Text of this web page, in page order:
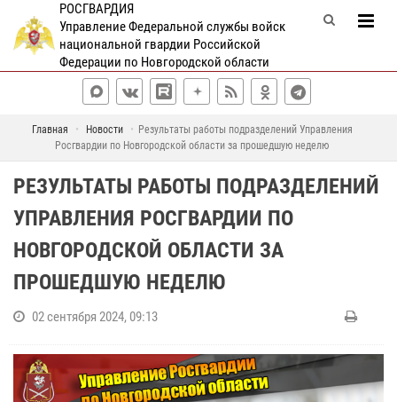
РОСГВАРДИЯ
Управление Федеральной службы войск
национальной гвардии Российской
Федерации по Новгородской области
Главная Новости
Результаты работы подразделений Управления
Росгвардии по Новгородской области за прошедшую неделю
РЕЗУЛЬТАТЫ РАБОТЫ ПОДРАЗДЕЛЕНИЙ
УПРАВЛЕНИЯ РОСГВАРДИИ ПО
НОВГОРОДСКОЙ ОБЛАСТИ ЗА
ПРОШЕДШУЮ НЕДЕЛЮ
02 сентября 2024, 09:13